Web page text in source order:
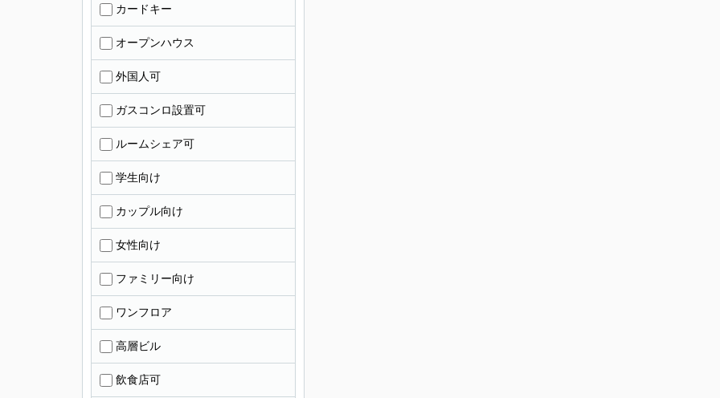
カードキー
オープンハウス
外国人可
ガスコンロ設置可
ルームシェア可
学生向け
カップル向け
女性向け
ファミリー向け
ワンフロア
高層ビル
飲食店可